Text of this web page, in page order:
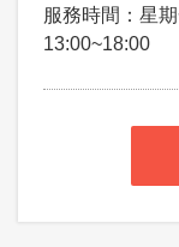
服務時間：星
13:00~18:00